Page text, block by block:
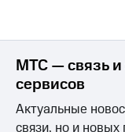
Услуги
Акции
290 ₽/
мес
МТС
МТС — связь
сервисов
Актуальные